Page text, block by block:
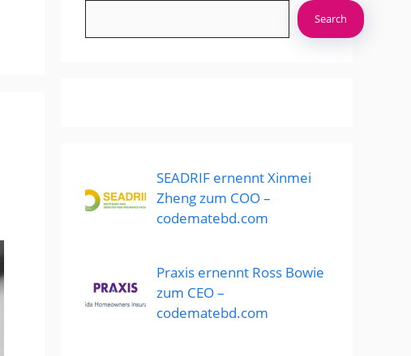
Search
SEADRIF ernennt Xinmei
Zheng zum COO –
codematebd.com
Praxis ernennt Ross Bowie
zum CEO –
codematebd.com